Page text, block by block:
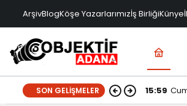
ArşivBlogKöşe Yazarlarımızİş BirliğiKünye
SON GELIŞMELER 15:59